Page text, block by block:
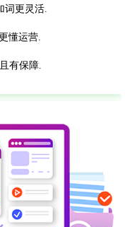
词更灵活.
懂运营.
有保障.